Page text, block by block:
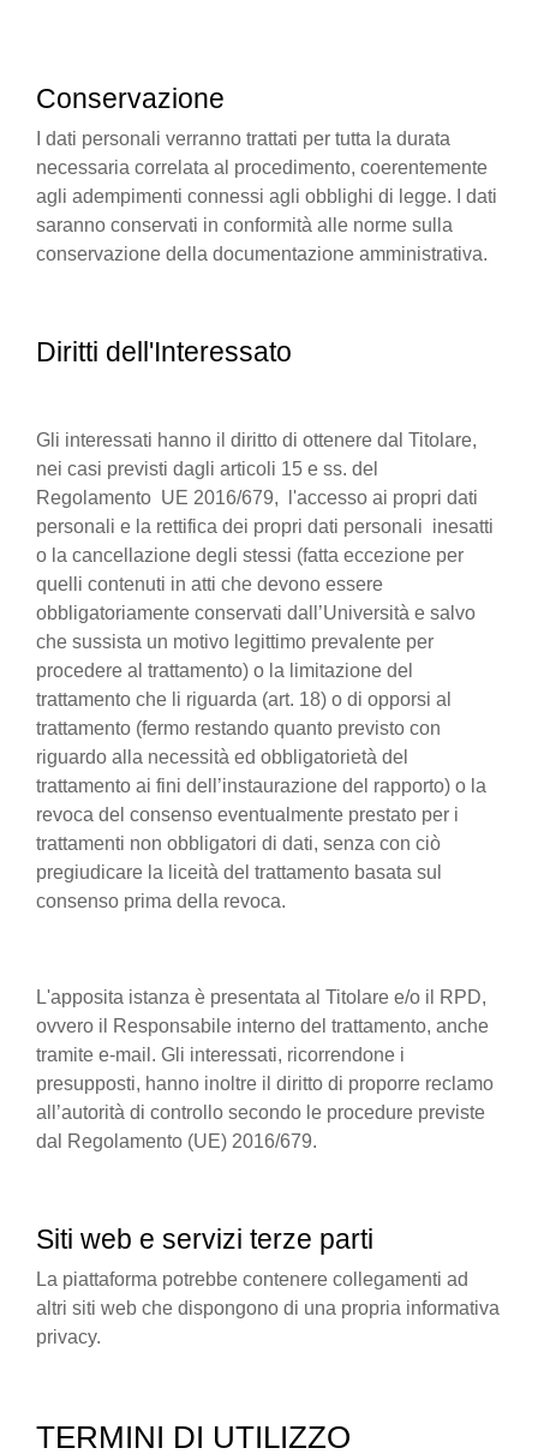
Conservazione
I dati personali verranno trattati per tutta la durata
necessaria correlata al procedimento, coerentemente
agli adempimenti connessi agli obblighi di legge. I dati
saranno conservati in conformità alle norme sulla
conservazione della documentazione amministrativa.
Diritti dell'Interessato
Gli interessati hanno il diritto di ottenere dal Titolare,
nei casi previsti dagli articoli 15 e ss. del
Regolamento UE 2016/679, l'accesso ai propri dati
personali e la rettifica dei propri dati personali inesatti
o la cancellazione degli stessi (fatta eccezione per
quelli contenuti in atti che devono essere
obbligatoriamente conservati dall’Università e salvo
che sussista un motivo legittimo prevalente per
procedere al trattamento) o la limitazione del
trattamento che li riguarda (art. 18) o di opporsi al
trattamento (fermo restando quanto previsto con
riguardo alla necessità ed obbligatorietà del
trattamento ai fini dell’instaurazione del rapporto) o la
revoca del consenso eventualmente prestato per i
trattamenti non obbligatori di dati, senza con ciò
pregiudicare la liceità del trattamento basata sul
consenso prima della revoca.
L'apposita istanza è presentata al Titolare e/o il RPD,
ovvero il Responsabile interno del trattamento, anche
tramite e-mail. Gli interessati, ricorrendone i
presupposti, hanno inoltre il diritto di proporre reclamo
all’autorità di controllo secondo le procedure previste
dal Regolamento (UE) 2016/679.
Siti web e servizi terze parti
La piattaforma potrebbe contenere collegamenti ad
altri siti web che dispongono di una propria informativa
privacy.
TERMINI DI UTILIZZO